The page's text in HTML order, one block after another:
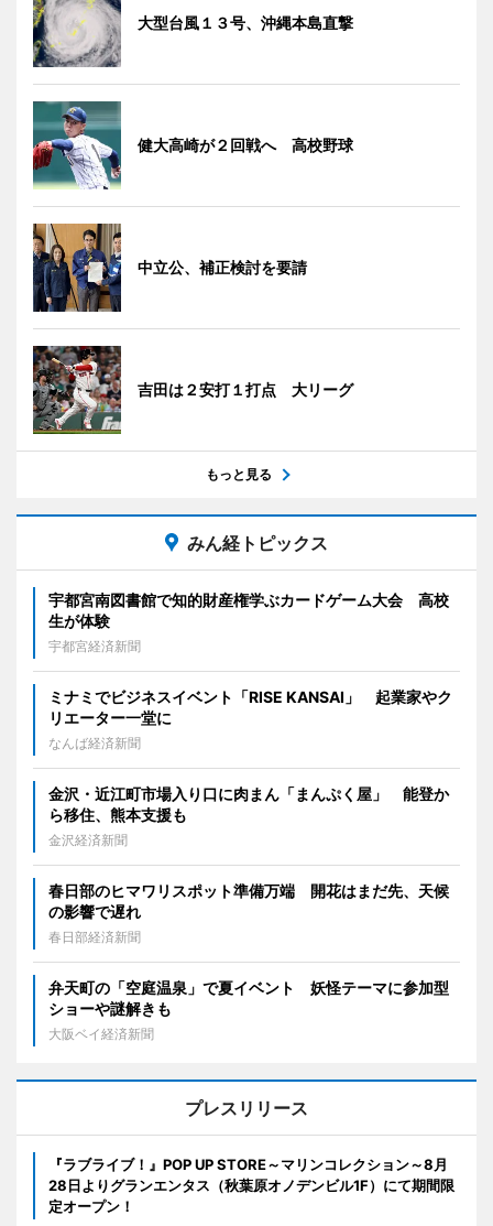
大型台風１３号、沖縄本島直撃
健大高崎が２回戦へ 高校野球
中立公、補正検討を要請
吉田は２安打１打点 大リーグ
もっと見る
みん経トピックス
宇都宮南図書館で知的財産権学ぶカードゲーム大会 高校
生が体験
宇都宮経済新聞
ミナミでビジネスイベント「RISE KANSAI」 起業家やク
リエーター一堂に
なんば経済新聞
金沢・近江町市場入り口に肉まん「まんぷく屋」 能登か
ら移住、熊本支援も
金沢経済新聞
春日部のヒマワリスポット準備万端 開花はまだ先、天候
の影響で遅れ
春日部経済新聞
弁天町の「空庭温泉」で夏イベント 妖怪テーマに参加型
ショーや謎解きも
大阪ベイ経済新聞
プレスリリース
『ラブライブ！』POP UP STORE～マリンコレクション～8月
28日よりグランエンタス（秋葉原オノデンビル1F）にて期間限
定オープン！